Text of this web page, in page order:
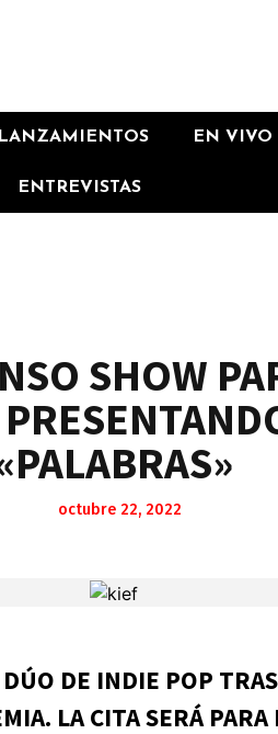
LANZAMIENTOS EN VIVO
ENTREVISTAS
SHOW
octubre 22, 2022
DE INDIE POP
LA CITA SERÁ PARA